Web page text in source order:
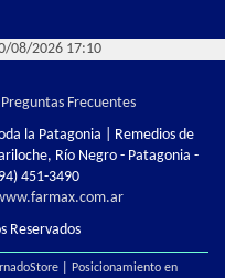
08/2026 17:10
Preguntas Frecuentes
la Patagonia | Remedios de
Río Negro - Patagonia -
451-3490
Reservados
| Posicionamiento en